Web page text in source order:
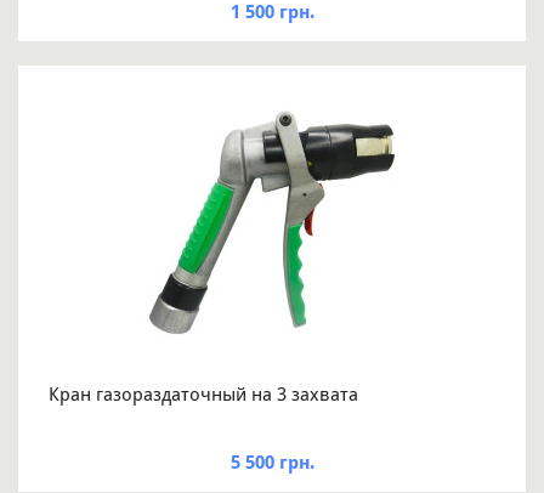
1 500 грн.
Кран газораздаточный на 3 захвата
5 500 грн.